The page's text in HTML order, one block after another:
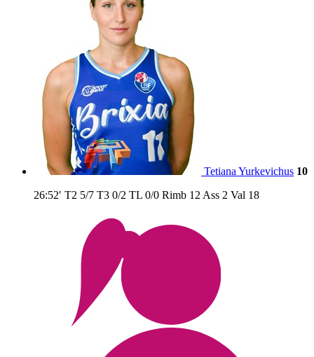
Tetiana Yurkevichus 10
26:52′ T2 5/7 T3 0/2 TL 0/0 Rimb 12 Ass 2 Val 18